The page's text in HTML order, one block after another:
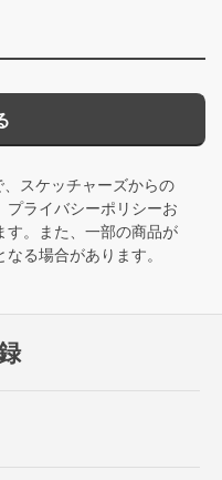
スケッチャーズからの
プライバシーポリシーお
す。また、一部の商品が
る場合があります。